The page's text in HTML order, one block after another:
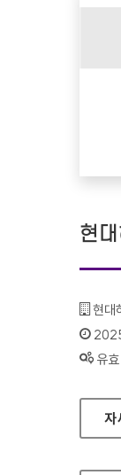
현
기관
현대
인증
상태 :
유효
현
자